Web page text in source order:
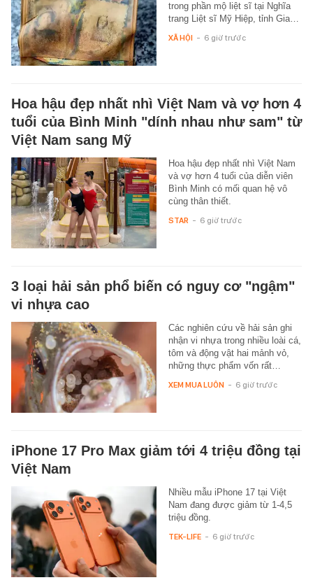
trong phần mộ liệt sĩ tại Nghĩa
trang Liệt sĩ Mỹ Hiệp, tỉnh Gia…
XÃ HỘI - 6 giờ trước
Hoa hậu đẹp nhất nhì Việt Nam và vợ hơn 4
tuổi của Bình Minh "dính nhau như sam" từ
Việt Nam sang Mỹ
Hoa hậu đẹp nhất nhì Việt Nam
và vợ hơn 4 tuổi của diễn viên
Bình Minh có mối quan hệ vô
cùng thân thiết.
STAR - 6 giờ trước
3 loại hải sản phổ biến có nguy cơ "ngậm"
vi nhựa cao
Các nghiên cứu về hải sản ghi
nhận vi nhựa trong nhiều loài cá,
tôm và động vật hai mảnh vỏ,
những thực phẩm vốn rất…
XEM MUA LUÔN - 6 giờ trước
iPhone 17 Pro Max giảm tới 4 triệu đồng tại
Việt Nam
Nhiều mẫu iPhone 17 tại Việt
Nam đang được giảm từ 1-4,5
triệu đồng.
TEK-LIFE - 6 giờ trước